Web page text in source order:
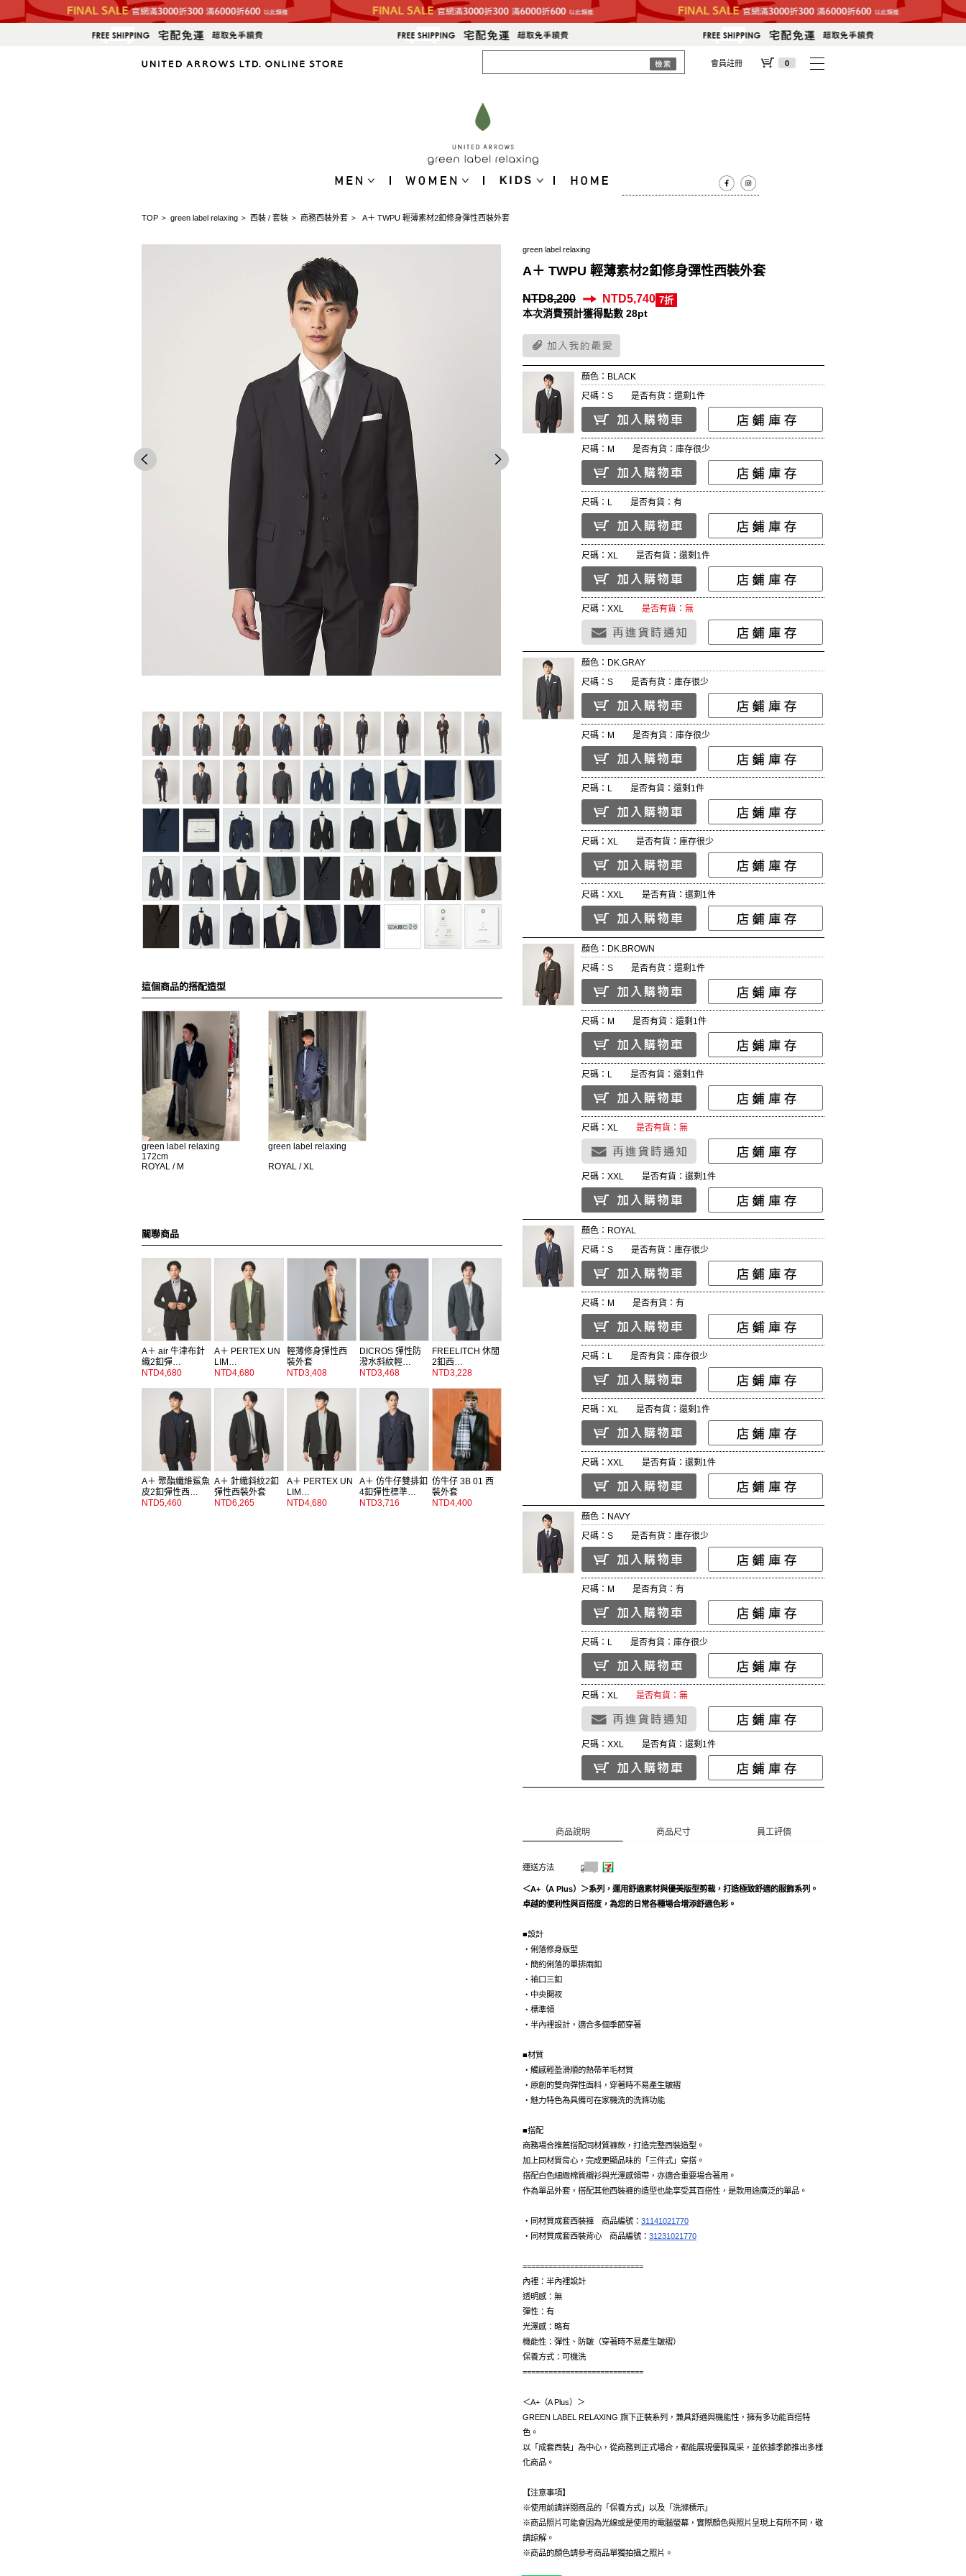
會員註冊 0
TOP > green label relaxing > 西裝 / 套裝 > 商務西裝外套 > A＋ TWPU 輕薄素材2釦修身彈性西裝外套
這個商品的搭配造型
green label relaxing
172cm
ROYAL / M
green label relaxing
ROYAL / XL
關聯商品
A＋ air 牛津布針
織2釦彈…
NTD4,680
A＋ PERTEX UN
LIM…
NTD4,680
輕薄修身彈性西
裝外套
NTD3,408
DICROS 彈性防
潑水斜紋輕…
NTD3,468
FREELITCH 休閒
2釦西…
NTD3,228
A＋ 聚酯纖維鯊魚
皮2釦彈性西…
NTD5,460
A＋ 針織斜紋2釦
彈性西裝外套
NTD6,265
A＋ PERTEX UN
LIM…
NTD4,680
A＋ 仿牛仔雙排釦
4釦彈性標準…
NTD3,716
仿牛仔 3B 01 西
裝外套
NTD4,400
green label relaxing
A＋ TWPU 輕薄素材2釦修身彈性西裝外套
NTD8,200 NTD5,740 7折
本次消費預計獲得點數 28pt
顏色：BLACK
尺碼：S
是否有貨：還剩1件
尺碼：M 是否有貨：庫存很少
尺碼：L 是否有貨：有
尺碼：XL 是否有貨：還剩1件
尺碼：XXL 是否有貨：無
顏色：DK.GRAY
尺碼：S
是否有貨：庫存很少
尺碼：M 是否有貨：庫存很少
尺碼：L 是否有貨：還剩1件
尺碼：XL 是否有貨：庫存很少
尺碼：XXL 是否有貨：還剩1件
顏色：DK.BROWN
尺碼：S
是否有貨：還剩1件
尺碼：M 是否有貨：還剩1件
尺碼：L 是否有貨：還剩1件
尺碼：XL 是否有貨：無
尺碼：XXL 是否有貨：還剩1件
顏色：ROYAL
尺碼：S
是否有貨：庫存很少
尺碼：M 是否有貨：有
尺碼：L 是否有貨：庫存很少
尺碼：XL 是否有貨：還剩1件
尺碼：XXL 是否有貨：還剩1件
顏色：NAVY
尺碼：S
是否有貨：庫存很少
尺碼：M 是否有貨：有
尺碼：L 是否有貨：庫存很少
尺碼：XL 是否有貨：無
尺碼：XXL 是否有貨：還剩1件
商品說明 商品尺寸 員工評價
運送方法
＜A+（A Plus）＞系列，運用舒適素材與優美版型剪裁，打造極致舒適的服飾系列。
卓越的便利性與百搭度，為您的日常各種場合增添舒適色彩。
■設計
・俐落修身版型
・簡約俐落的單排兩釦
・袖口三釦
・中央開衩
・標準領
・半內裡設計，適合多個季節穿著
■材質
・觸感輕盈滑順的熱帶羊毛材質
・原創的雙向彈性面料，穿著時不易產生皺褶
・魅力特色為具備可在家機洗的洗滌功能
■搭配
商務場合推薦搭配同材質褲款，打造完整西裝造型。
加上同材質背心，完成更顯品味的「三件式」穿搭。
搭配白色細緻棉質襯衫與光澤感領帶，亦適合重要場合著用。
作為單品外套，搭配其他西裝褲的造型也能享受其百搭性，是款用途廣泛的單品。
・同材質成套西裝褲 商品編號： 31141021770
・同材質成套西裝背心 商品編號： 31231021770
============================
內裡：半內裡設計
透明感：無
彈性：有
光澤感：略有
機能性：彈性、防皺（穿著時不易產生皺褶）
保養方式：可機洗
============================
＜A+（A Plus）＞
GREEN LABEL RELAXING 旗下正裝系列，兼具舒適與機能性，擁有多功能百搭特
色。
以「成套西裝」為中心，從商務到正式場合，都能展現優雅風采，並依據季節推出多樣
化商品。
【注意事項】
※使用前請詳閱商品的「保養方式」以及「洗滌標示」
※商品照片可能會因為光線或是使用的電腦螢幕，實際顏色與照片呈現上有所不同，敬
請諒解。
※商品的顏色請參考商品單獨拍攝之照片。